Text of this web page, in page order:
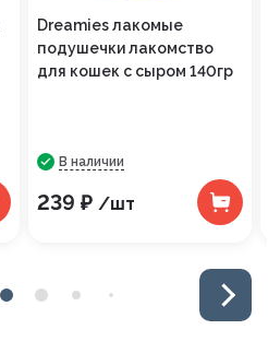
Dreamies лакомые
подушечки лакомство
для кошек с сыром 140гр
В наличии
239 ₽ /шт